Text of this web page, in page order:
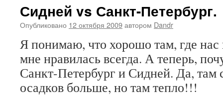
Сидней vs Санкт-Петербург.
Опубликовано 12 октября 2009автором Dandr
Я понимаю, что хорошо там, где
мне нравилась всегда. А теперь,
Санкт-Петербург и Сидней. Да, там
осадков больше, но там тепло!!!